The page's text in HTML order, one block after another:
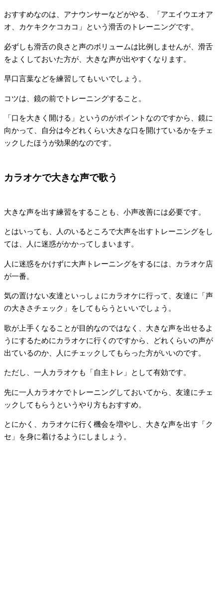
おすすめなのは、アナウンサーなどがやる、「アエイウエオア
オ、カケキクケコカコ」という滑舌のトレーニングです。
必ずしも滑舌の良さと声のボリュームは比例しませんが、滑舌
をよくしておいた方が、大きな声が出やすくなります。
早口言葉などを練習してもいいでしょう。
コツは、鏡の前でトレーニングすること。
「口を大きく開ける」というのがポイントなのですから、鏡に
向かって、自分は今どれくらい大きな口を開けているかをチェ
ックしたほうが効果的なのです。
カラオケで大きな声で歌う
大きな声を出す練習をすることも、小声改善には必要です。
とはいっても、人のいるところで大声を出すトレーニングをし
ては、人に迷惑がかかってしまいます。
人に迷惑をかけずに大声トレーニングをするには、カラオケ店
が一番。
気の置けない友達といっしょにカラオケに行って、友達に「声
の大きさチェック」をしてもらうといいでしょう。
歌が上手くなることが目的なのではなく、大きな声を出せるよ
うにするためにカラオケに行くのですから、どれくらいの声が
出ているのか、人にチェックしてもらった方がいいのです。
ただし、一人カラオケも「自主トレ」として有効です。
先に一人カラオケでトレーニングしておいてから、友達にチェ
ックしてもらうというやり方もおすすめ。
とにかく、カラオケに行く機会を増やし、大きな声を出す「ク
セ」を身に着けるようにしましょう。